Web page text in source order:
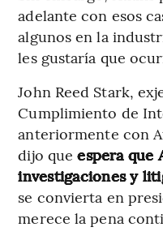
adelante con esos
algunos en la
les gustaría que
John Reed Stark,
Cumplimiento de
anteriormente con
dijo queespera que
investigaciones y
se convierta en
merece la pena